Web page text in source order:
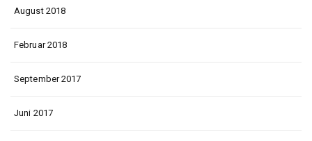
August 2018
Februar 2018
September 2017
Juni 2017